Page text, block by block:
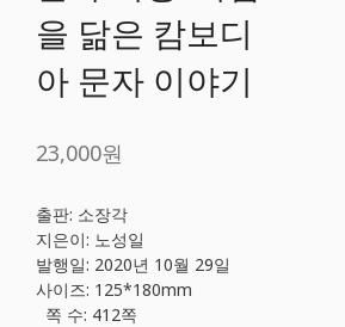
을 닮은 캄보디
아 문자 이야기
23,000원
출판: 소장각
지은이: 노성일
발행일: 2020년 10월 29일
사이즈: 125*180mm
쪽 수: 412쪽